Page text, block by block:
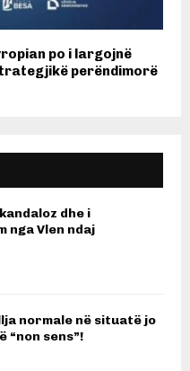
po i largojnë
perëndimorë
dhe i
nga Vlen ndaj
normale në situatë jo
“non sens”!